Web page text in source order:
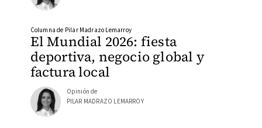
El Mundial 2026: fiesta
deportiva, negocio global y
factura local
Columna de Pilar Madrazo Lemarroy
Opinión de
PILAR MADRAZO LEMARROY